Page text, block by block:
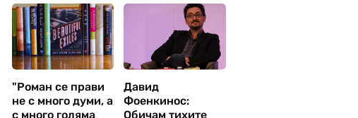
"Роман се прави
не с много думи, а
с много голяма
Давид
Фоенкинос:
Обичам тихите